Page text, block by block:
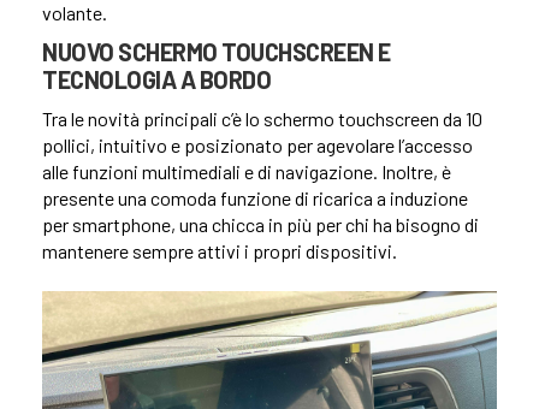
volante.
NUOVO SCHERMO TOUCHSCREEN E
TECNOLOGIA A BORDO
Tra le novità principali c’è lo schermo touchscreen da 10
pollici, intuitivo e posizionato per agevolare l’accesso
alle funzioni multimediali e di navigazione. Inoltre, è
presente una comoda funzione di ricarica a induzione
per smartphone, una chicca in più per chi ha bisogno di
mantenere sempre attivi i propri dispositivi.